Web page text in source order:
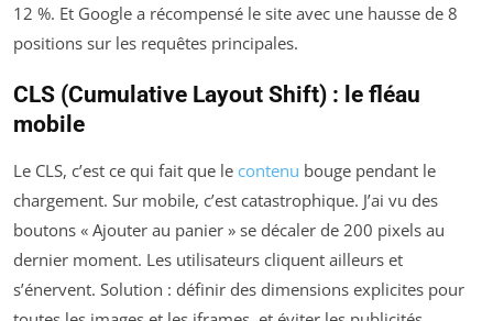
12 %. Et Google a récompensé le site avec une hausse de 8
positions sur les requêtes principales.
CLS (Cumulative Layout Shift) : le fléau
mobile
Le CLS, c’est ce qui fait que le contenu bouge pendant le
chargement. Sur mobile, c’est catastrophique. J’ai vu des
boutons « Ajouter au panier » se décaler de 200 pixels au
dernier moment. Les utilisateurs cliquent ailleurs et
s’énervent. Solution : définir des dimensions explicites pour